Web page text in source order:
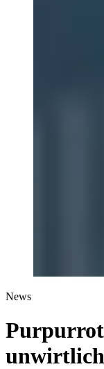
News
unwirtlich